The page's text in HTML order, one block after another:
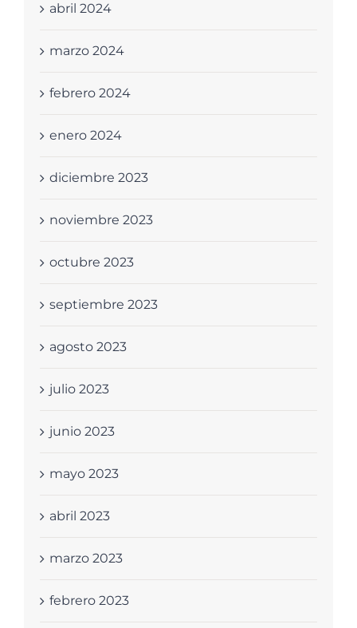
abril 2024
marzo 2024
febrero 2024
enero 2024
diciembre 2023
noviembre 2023
octubre 2023
septiembre 2023
agosto 2023
julio 2023
junio 2023
mayo 2023
abril 2023
marzo 2023
febrero 2023